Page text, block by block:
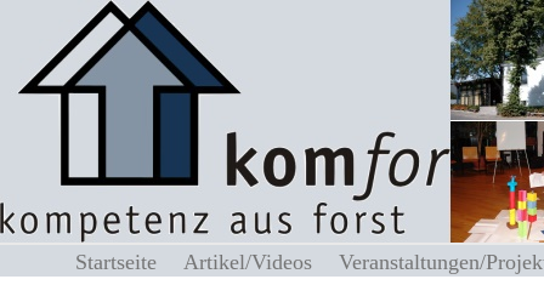
Startseite Artikel/Videos Veranstaltungen/